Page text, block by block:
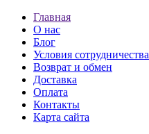
Главная
О нас
Блог
Условия сотрудничества
Возврат и обмен
Доставка
Оплата
Контакты
Карта сайта